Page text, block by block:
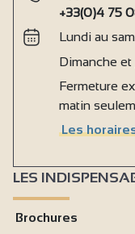
+33(0)4 75
Lundi au
Dimanche
Fermeture
matin
Les
LES
Brochures